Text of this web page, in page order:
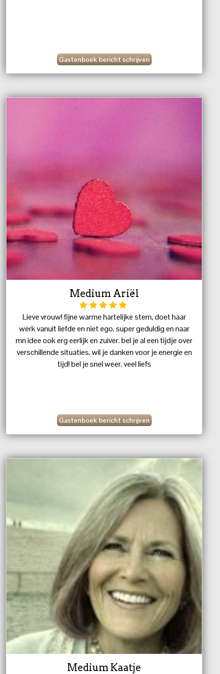
Gastenboek bericht schrijven
Medium Ariël
Lieve vrouw! fijne warme hartelijke stem, doet haar
werk vanuit liefde en niet ego, super geduldig en naar
mn idee ook erg eerlijk en zuiver. bel je al een tijdje over
verschillende situaties. wil je danken voor je energie en
tijd! bel je snel weer. veel liefs
Gastenboek bericht schrijven
Medium Kaatje